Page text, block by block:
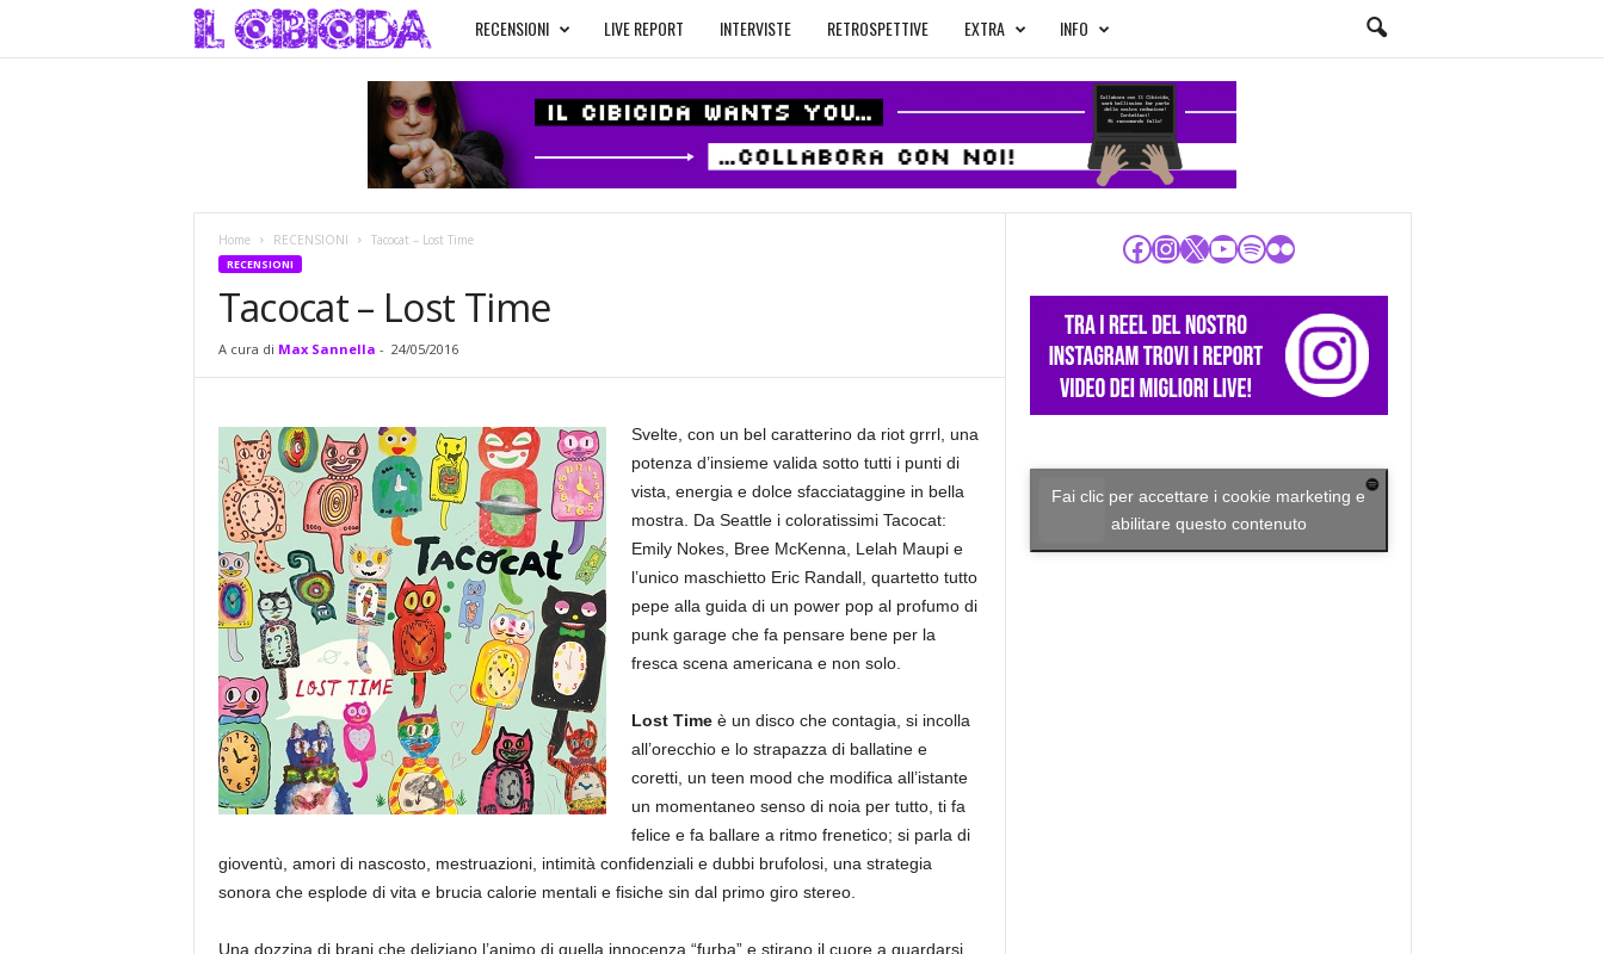
l
C
i
d
a
RECENSIONI LIVE REPORT INTERVISTE RETROSPETTIVE EXTRA INFO
Home RECENSIONI Tacocat – Lost Time
RECENSIONI
Tacocat – Lost Time
A cura di Max Sannella - 24/05/2016
Svelte, con un bel caratterino da riot grrrl, una
potenza d’insieme valida sotto tutti i punti di
vista, energia e dolce sfacciataggine in bella
mostra. Da Seattle i coloratissimi Tacocat:
Emily Nokes, Bree McKenna, Lelah Maupi e
l’unico maschietto Eric Randall, quartetto tutto
pepe alla guida di un power pop al profumo di
punk garage che fa pensare bene per la
fresca scena americana e non solo.
Lost Timeè un disco che contagia, si incolla
all’orecchio e lo strapazza di ballatine e
coretti, un teen mood che modifica all’istante
un momentaneo senso di noia per tutto, ti fa
felice e fa ballare a ritmo frenetico; si parla di
gioventù, amori di nascosto, mestruazioni, intimità confidenziali e dubbi brufolosi, una strategia
sonora che esplode di vita e brucia calorie mentali e fisiche sin dal primo giro stereo.
Una dozzina di brani che deliziano l’animo di quella innocenza “furba” e stirano il cuore a guardarsi
Facebook
Instagram
X YouTube
Spotify
Flickr
Fai clic per accettare i cookie marketing e
abilitare questo contenuto